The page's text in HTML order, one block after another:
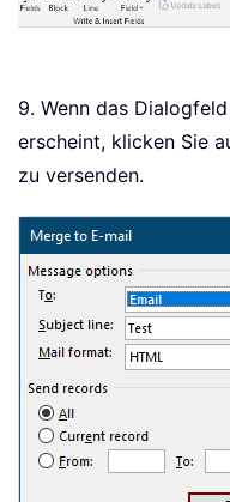
9. Wenn das
erscheint, klicken Sie
zu versenden.